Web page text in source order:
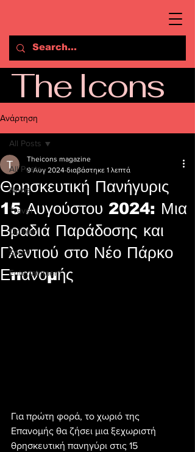
The Icons
Ανάρτηση
All Posts
News
Travel
Opinion
Sport
Entertainment
All Posts
Θρησκευτική Πανήγυρις
15 Αυγούστου 2024: Μια
Βραδιά Παράδοσης και
Γλεντιού στο Νέο Πάρκο
Επανομής
Theicons magazine
9 Αυγ 2024 διαβάστηκε 1 λεπτά
Για πρώτη φορά, το χωριό της
Επανομής θα ζήσει μια ξεχωριστή
θρησκευτική πανηγύρι στις 15